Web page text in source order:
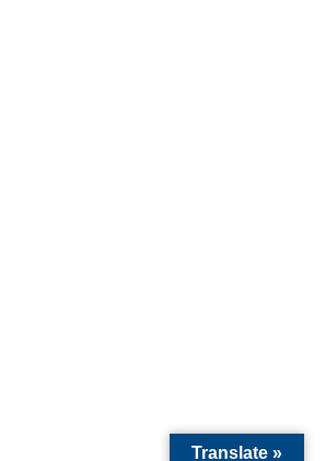
Translate »